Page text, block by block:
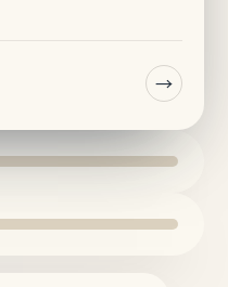
→